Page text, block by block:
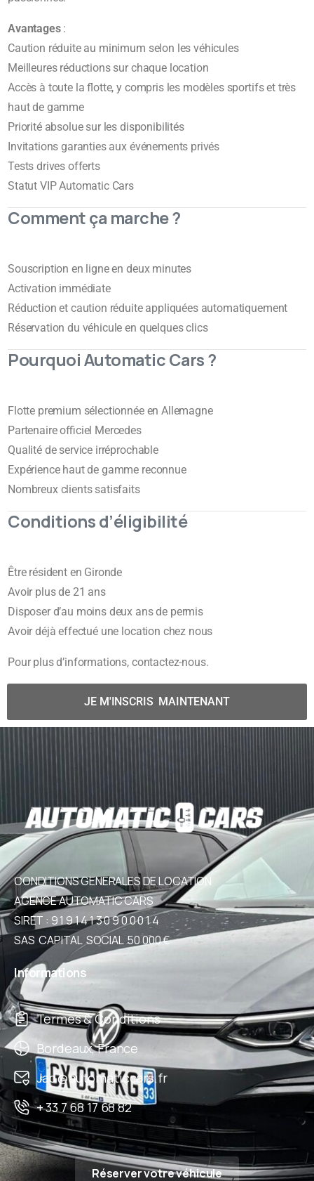
Avantages:
Caution réduite au minimum selon les véhicules
Meilleures réductions sur chaque location
Accès à toute la flotte, y compris les modèles sportifs et très
haut de gamme
Priorité absolue sur les disponibilités
Invitations garanties aux événements privés
Tests drives offerts
Statut VIP Automatic Cars
Comment ça marche ?
Souscription en ligne en deux minutes
Activation immédiate
Réduction et caution réduite appliquées automatiquement
Réservation du véhicule en quelques clics
Pourquoi Automatic Cars ?
Flotte premium sélectionnée en Allemagne
Partenaire officiel Mercedes
Qualité de service irréprochable
Expérience haut de gamme reconnue
Nombreux clients satisfaits
Conditions d’éligibilité
Être résident en Gironde
Avoir plus de 21 ans
Disposer d’au moins deux ans de permis
Avoir déjà effectué une location chez nous
Pour plus d’informations, contactez-nous.
JE M'INSCRIS MAINTENANT
CONDITIONS GENERALES DE LOCATION
AGENCE AUTOMATIC CARS
SIRET : 9 1 9 1 4 1 3 0 9 0 0 0 1 4
SAS CAPITAL SOCIAL 50 000 €
Informations
Termes & Conditions
Bordeaux, France
Jad@automaticcars.fr
+ 33 7 68 17 68 82
Réserver votre véhicule